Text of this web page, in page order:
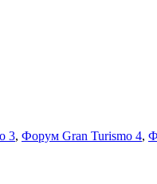
3, Форум Gran Turismo 4,